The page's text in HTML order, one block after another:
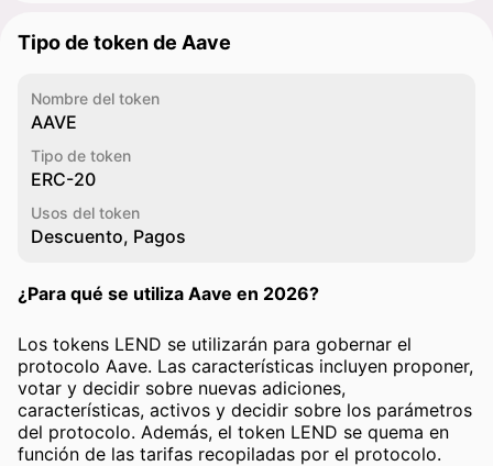
Tipo de token de Aave
Nombre del token
AAVE
Tipo de token
ERC-20
Usos del token
Descuento, Pagos
¿Para qué se utiliza Aave en 2026?
Los tokens LEND se utilizarán para gobernar el
protocolo Aave. Las características incluyen proponer,
votar y decidir sobre nuevas adiciones,
características, activos y decidir sobre los parámetros
del protocolo. Además, el token LEND se quema en
función de las tarifas recopiladas por el protocolo.